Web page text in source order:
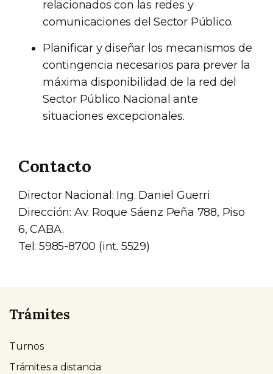
relacionados con las redes y
comunicaciones del Sector Público.
Planificar y diseñar los mecanismos de
contingencia necesarios para prever la
máxima disponibilidad de la red del
Sector Público Nacional ante
situaciones excepcionales.
Contacto
Director Nacional: Ing. Daniel Guerri
Dirección: Av. Roque Sáenz Peña 788, Piso
6, CABA.
Tel: 5985-8700 (int. 5529)
Trámites
Turnos
Trámites a distancia